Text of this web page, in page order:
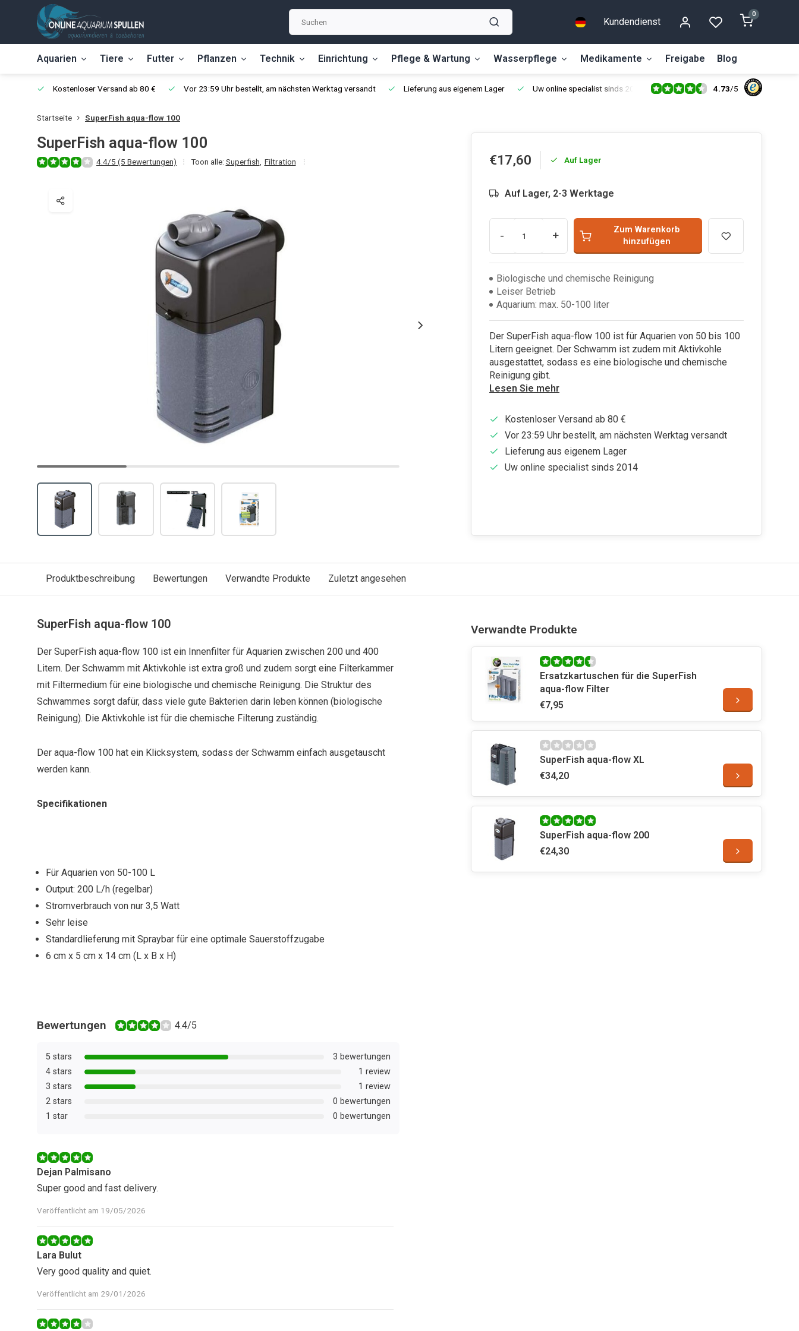
Kundendienst
0
Aquarien Tiere Futter Pflanzen Technik Einrichtung Pflege & Wartung Wasserpflege Medikamente Freigabe Blog
Kostenloser Versand ab 80 € Vor 23:59 Uhr bestellt, am nächsten Werktag versandt Lieferung aus eigenem Lager Uw online specialist sinds 2014 4.73/5
Startseite SuperFish aqua-flow 100
SuperFish aqua-flow 100
4.4/5 (5 Bewertungen) Toon alle: Superfish Filtration €17,60 Auf Lager
Auf Lager, 2-3 Werktage
- +
Zum Warenkorb
hinzufügen
Biologische und chemische Reinigung
Leiser Betrieb
Aquarium: max. 50-100 liter
Der SuperFish aqua-flow 100 ist für Aquarien von 50 bis 100
Litern geeignet. Der Schwamm ist zudem mit Aktivkohle
ausgestattet, sodass es eine biologische und chemische
Reinigung gibt.
Lesen Sie mehr
Kostenloser Versand ab 80 €
Vor 23:59 Uhr bestellt, am nächsten Werktag versandt
Lieferung aus eigenem Lager
Uw online specialist sinds 2014
Produktbeschreibung Bewertungen Verwandte Produkte Zuletzt angesehen
SuperFish aqua-flow 100
Der SuperFish aqua-flow 100 ist ein Innenfilter für Aquarien zwischen 200 und 400
Litern. Der Schwamm mit Aktivkohle ist extra groß und zudem sorgt eine Filterkammer
mit Filtermedium für eine biologische und chemische Reinigung. Die Struktur des
Schwammes sorgt dafür, dass viele gute Bakterien darin leben können (biologische
Reinigung). Die Aktivkohle ist für die chemische Filterung zuständig.
Der aqua-flow 100 hat ein Klicksystem, sodass der Schwamm einfach ausgetauscht
werden kann.
Specifikationen
Für Aquarien von 50-100 L
Output: 200 L/h (regelbar)
Stromverbrauch von nur 3,5 Watt
Sehr leise
Standardlieferung mit Spraybar für eine optimale Sauerstoffzugabe
6 cm x 5 cm x 14 cm (L x B x H)
Bewertungen 4.4/5
5 stars
3 bewertungen
4 stars
1 review
3 stars
1 review
2 stars
0 bewertungen
1 star
0 bewertungen
Dejan Palmisano
Super good and fast delivery.
Veröffentlicht am 19/05/2026
Lara Bulut
Very good quality and quiet.
Veröffentlicht am 29/01/2026
Verwandte Produkte
Ersatzkartuschen für die SuperFish
aqua-flow Filter
€7,95
SuperFish aqua-flow XL
€34,20
SuperFish aqua-flow 200
€24,30